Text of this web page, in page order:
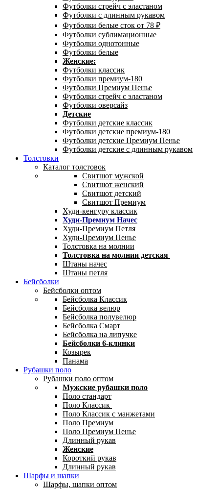
Футболки стрейч с эластаном
Футболки с длинным рукавом
Футболки белые сток от 78 ₽
Футболки сублимационные
Футболки однотонные
Футболки белые
Женские:
Футболки классик
Футболки премиум-180
Футболки Премиум Пенье
Футболки стрейч с эластаном
Футболки оверсайз
Детские
Футболки детские классик
Футболки детские премиум-180
Футболки детские Премиум Пенье
Футболки детские с длинным рукавом
Толстовки
Каталог толстовок
Свитшот мужской
Свитшот женский
Свитшот детский
Свитшот Премиум
Худи-кенгуру классик
Худи-Премиум Начес
Худи-Премиум Петля
Худи-Премиум Пенье
Толстовка на молнии
Толстовка на молнии детская
Штаны начес
Штаны петля
Бейсболки
Бейсболки оптом
Бейсболка Классик
Бейсболка велюр
Бейсболка полувелюр
Бейсболка Смарт
Бейсболка на липучке
Бейсболки 6-клинки
Козырек
Панама
Рубашки поло
Рубашки поло оптом
Мужские рубашки поло
Поло стандарт
Поло Классик
Поло Классик с манжетами
Поло Премиум
Поло Премиум Пенье
Длинный рукав
Женские
Короткий рукав
Длинный рукав
Шарфы и шапки
Шарфы, шапки оптом